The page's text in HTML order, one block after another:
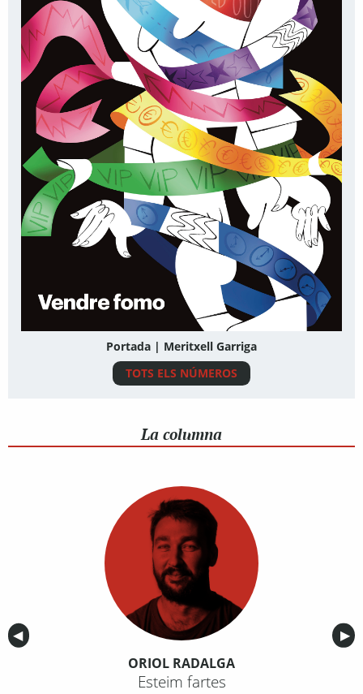
Portada | Meritxell Garriga
TOTS ELS NÚMEROS
La columna
Anterior
◀︎ ▶︎
ORIOL RADALGA
Esteim fartes